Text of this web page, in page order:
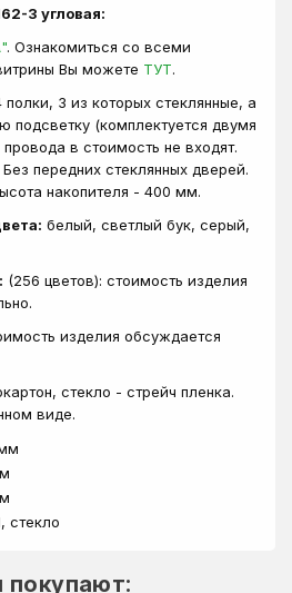
З угловая:
. Ознакомиться со всеми
Вы можете ТУТ.
3 из которых стеклянные, а
подсветку (комплектуется двумя
в стоимость не входят.
передних стеклянных дверей.
накопителя - 400 мм.
белый, светлый бук, серый,
(256 цветов): стоимость изделия
изделия обсуждается
стекло - стрейч пленка.
виде.
стекло
покупают: